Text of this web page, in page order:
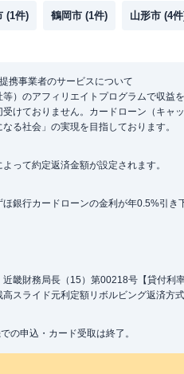
(1件) 鶴岡市 (1件) 山形市 (4
携事業者のサービスについて
）のアフィリエイトプログラムで収
けておりません。カードローン（キ
る社会」の実現を目指しております。
って約定返済金額が設定されます。
銀行カードローンの金利が年0.5%引き
畿財務局長（15）第00218号【貸付
スライド元利定額リボルビング返済
の申込・カード受取は終了。